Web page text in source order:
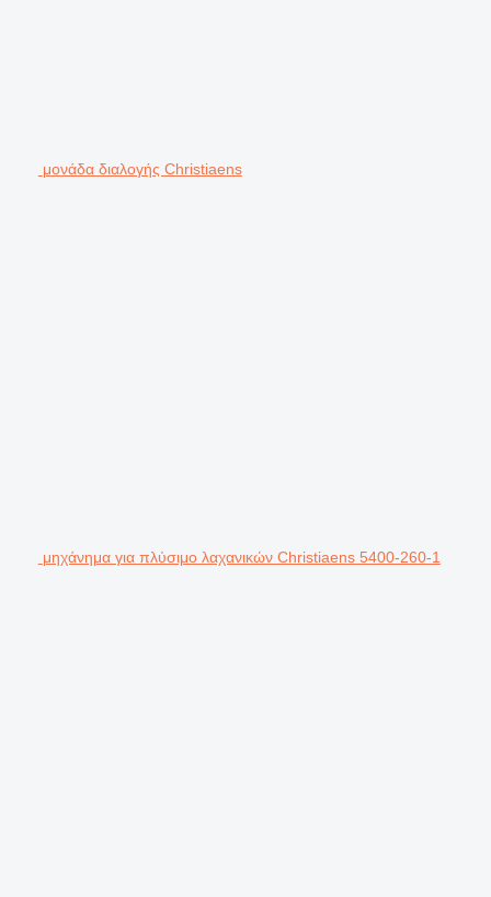
μονάδα διαλογής Christiaens
μηχάνημα για πλύσιμο λαχανικών Christiaens 5400-260-1